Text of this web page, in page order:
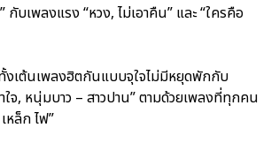
เพลงแรง “หวง, ไม่เอาคืน” และ “ใครคือ
งเต้นเพลงฮิตกันแบบจุใจไม่มีหยุดพักกับ
จ, หนุ่มบาว – สาวปาน” ตามด้วยเพลงที่ทุกคน
หล็ก ไฟ”